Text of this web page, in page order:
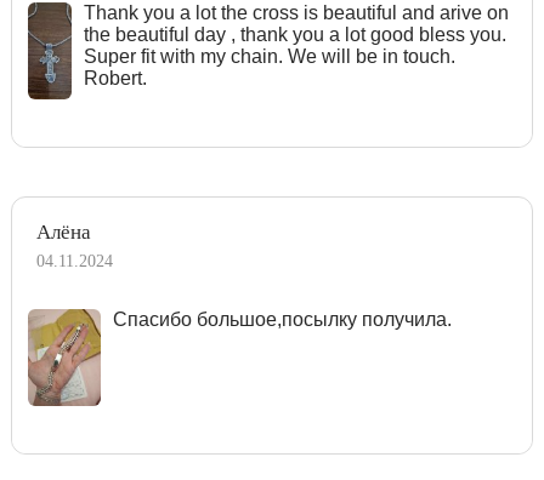
Тhank you a lot the cross is beautiful and arive on
the beautiful day , thank you a lot good bless you.
Super fit with my chain. We will be in touch.
Robert.
Алёна
04.11.2024
Спасибо большое,посылку получила.